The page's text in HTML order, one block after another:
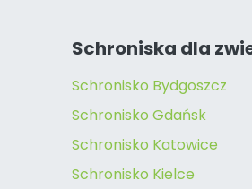
Schroniska dla
Schronisko Bydgoszcz
Schronisko Gdańsk
Schronisko Katowice
Schronisko Kielce